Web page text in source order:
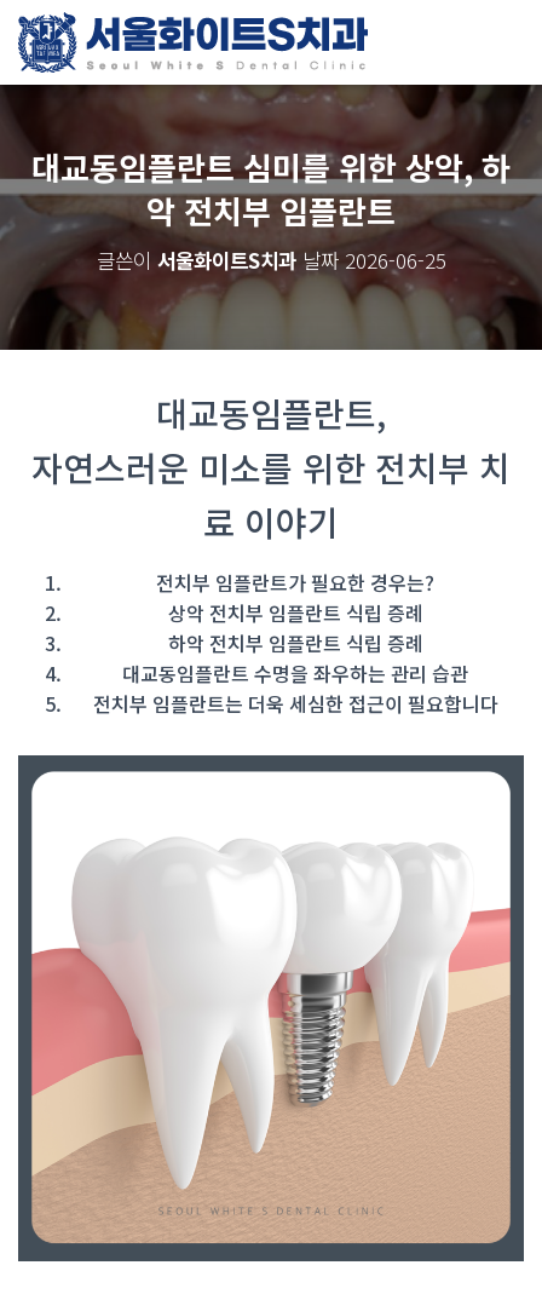
대교동임플란트 심미를 위한 상악, 하
악 전치부 임플란트
글쓴이 서울화이트S치과날짜 2026-06-25
대교동임플란트,
자연스러운 미소를 위한 전치부 치
료 이야기
전치부 임플란트가 필요한 경우는?
상악 전치부 임플란트 식립 증례
하악 전치부 임플란트 식립 증례
대교동임플란트 수명을 좌우하는 관리 습관
전치부 임플란트는 더욱 세심한 접근이 필요합니다